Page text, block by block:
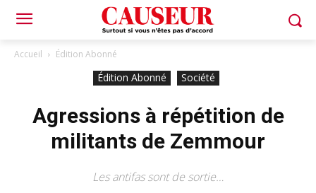
Accueil Édition Abonné
Édition Abonné Société
Agressions à répétition de
militants de Zemmour
Les antifas sont de sortie…